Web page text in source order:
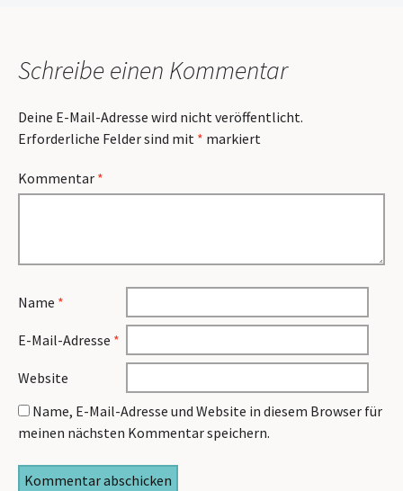
Schreibe einen Kommentar
Deine E-Mail-Adresse wird nicht veröffentlicht.
Erforderliche Felder sind mit * markiert
Kommentar *
Name *
E-Mail-Adresse *
Website
Name, E-Mail-Adresse und Website in diesem Browser für
meinen nächsten Kommentar speichern.